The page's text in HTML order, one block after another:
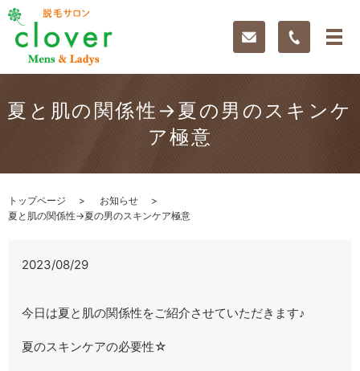
夏と肌の関係性→夏の男のスキンケ
ア極意
トップページ
お知らせ
夏と肌の関係性→夏の男のスキンケア極意
2023/08/29
今日は夏と肌の関係性をご紹介させていただきます♪
夏のスキンケアの必要性☆